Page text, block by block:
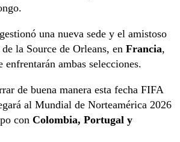
una nueva sede y el amistoso
la Source de Orleans, en Francia,
enfrentarán ambas selecciones.
de buena manera esta fecha FIFA
al Mundial de Norteamérica 2026
con Colombia, Portugal y